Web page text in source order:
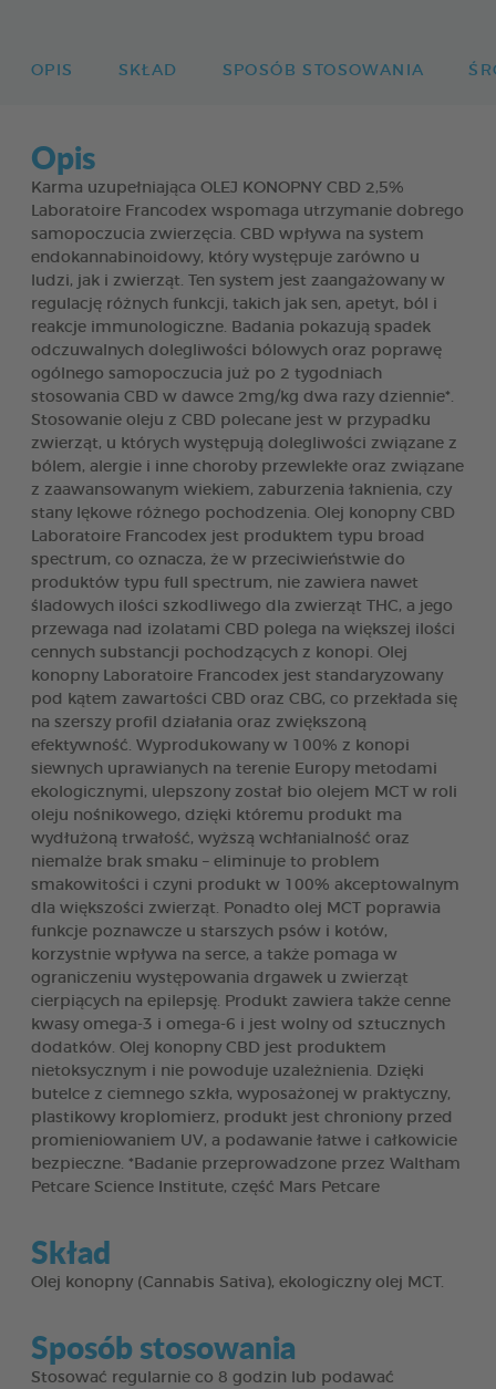
OPIS SKŁAD SPOSÓB STOSOWANIA
Opis
Karma uzupełniająca OLEJ KONOPNY CBD 2,5%
Laboratoire Francodex wspomaga utrzymanie dobrego
samopoczucia zwierzęcia. CBD wpływa na system
endokannabinoidowy, który występuje zarówno u
ludzi, jak i zwierząt. Ten system jest zaangażowany w
regulację różnych funkcji, takich jak sen, apetyt, ból i
reakcje immunologiczne. Badania pokazują spadek
odczuwalnych dolegliwości bólowych oraz poprawę
ogólnego samopoczucia już po 2 tygodniach
stosowania CBD w dawce 2mg/kg dwa razy dziennie*.
Stosowanie oleju z CBD polecane jest w przypadku
zwierząt, u których występują dolegliwości związane z
bólem, alergie i inne choroby przewlekłe oraz związane
z zaawansowanym wiekiem, zaburzenia łaknienia, czy
stany lękowe różnego pochodzenia. Olej konopny CBD
Laboratoire Francodex jest produktem typu broad
spectrum, co oznacza, że w przeciwieństwie do
produktów typu full spectrum, nie zawiera nawet
śladowych ilości szkodliwego dla zwierząt THC, a jego
przewaga nad izolatami CBD polega na większej ilości
cennych substancji pochodzących z konopi. Olej
konopny Laboratoire Francodex jest standaryzowany
pod kątem zawartości CBD oraz CBG, co przekłada się
na szerszy profil działania oraz zwiększoną
efektywność. Wyprodukowany w 100% z konopi
siewnych uprawianych na terenie Europy metodami
ekologicznymi, ulepszony został bio olejem MCT w roli
oleju nośnikowego, dzięki któremu produkt ma
wydłużoną trwałość, wyższą wchłanialność oraz
niemalże brak smaku – eliminuje to problem
smakowitości i czyni produkt w 100% akceptowalnym
dla większości zwierząt. Ponadto olej MCT poprawia
funkcje poznawcze u starszych psów i kotów,
korzystnie wpływa na serce, a także pomaga w
ograniczeniu występowania drgawek u zwierząt
cierpiących na epilepsję. Produkt zawiera także cenne
kwasy omega-3 i omega-6 i jest wolny od sztucznych
dodatków. Olej konopny CBD jest produktem
nietoksycznym i nie powoduje uzależnienia. Dzięki
butelce z ciemnego szkła, wyposażonej w praktyczny,
plastikowy kroplomierz, produkt jest chroniony przed
promieniowaniem UV, a podawanie łatwe i całkowicie
bezpieczne. *Badanie przeprowadzone przez Waltham
Petcare Science Institute, część Mars Petcare
Skład
Olej konopny (Cannabis Sativa), ekologiczny olej MCT.
Sposób stosowania
Stosować regularnie co 8 godzin lub podawać